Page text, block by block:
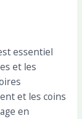
essentiel
et les
et les coins
en